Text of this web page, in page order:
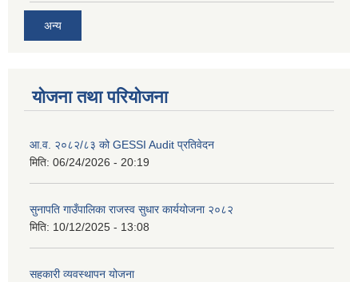
अन्य
योजना तथा परियोजना
आ.व. २०८२/८३ को GESSI Audit प्रतिवेदन
मिति: 06/24/2026 - 20:19
सुनापति गाउँपालिका राजस्व सुधार कार्ययोजना २०८२
मिति: 10/12/2025 - 13:08
सहकारी व्यवस्थापन योजना